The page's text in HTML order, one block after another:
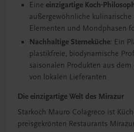
Eine einzigartige Koch-
außergewöhnliche kulinarische
Elementen und Mondphasen
Nachhaltige Sterneküche: Ein
plastikfreie, biodynamische
saisonalen Produkten aus dem
von lokalen Lieferanten
Die einzigartige Welt des Mirazur
Starkoch Mauro Colagreco ist
preisgekrönten Restaurants